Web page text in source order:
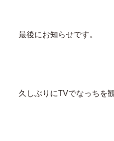
最後にお知らせです。
久しぶりにTVでなっちを